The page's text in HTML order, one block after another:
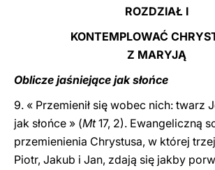
ROZDZIAŁ I
KONTEMPLOWAĆ
Z MARYJĄ
Oblicze jaśniejące jak słońce
9. « Przemienił się wobec nich: twarz
jak słońce » (Mt17, 2). Ewangeliczną
przemienienia Chrystusa, w której
Piotr, Jakub i Jan, zdają się jakby